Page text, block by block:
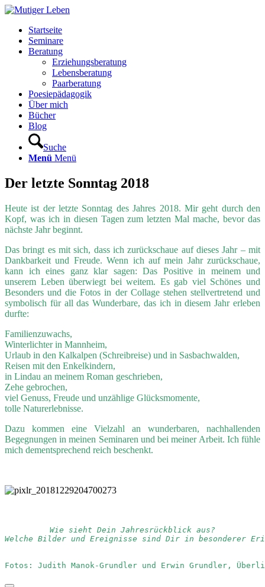
Startseite
Seminare
Beratung
Erziehungsberatung
Lebensberatung
Paarberatung
Poesiepädagogik
Über mich
Bücher
Blog
Suche
Menü Menü
Der letzte Sonntag 2018
Heute ist der letzte Sonntag des Jahres 2018. Mir geht durch den
Kopf, was ich in diesen Tagen zum letzten Mal mache, bevor das
nächste Jahr beginnt.
Das bringt es mit sich, dass ich zurückschaue auf dieses Jahr – mit
Dankbarkeit und Freude. Wenn ich auf mein Jahr zurückschaue,
kann ich eines ganz klar sagen: Das Positive in meinem und
unserem Leben überwiegt bei weitem. Es gab viel Schönes und
Besonders und die Fotos in der Collage stehen stellvertretend und
symbolisch für all das Wunderbare, das ich in diesem Jahr erleben
durfte:
Familienzuwachs,
Winterlichter in Mannheim,
Urlaub in den Kalkalpen (Schreibreise) und in Sasbachwalden,
Reisen mit den Enkelkindern,
in Lindau an meinem Roman geschrieben,
Zehe gebrochen,
viel Genuss, Freude und unzählige Glücksmomente,
tolle Naturerlebnisse.
Dazu kommen eine Vielzahl an wunderbaren, nachhallenden
Begegnungen in meinen Seminaren und bei meiner Arbeit. Ich fühle
mich dementsprechend reich beschenkt.
Wie sieht Dein Jahresrückblick aus?
Welche Bilder und Ereignisse sind Dir in besonderer
Fotos: Judith Manok-Grundler und Erwin Grundler,